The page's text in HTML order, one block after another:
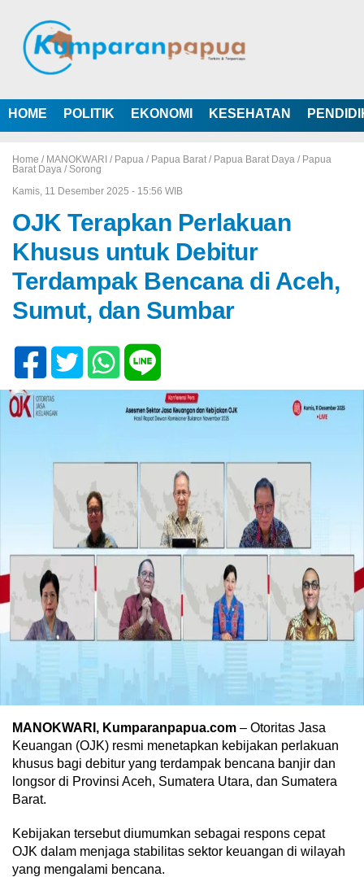
HOME POLITIK EKONOMI KESEHATAN
Home / MANOKWARI / Papua / Papua Barat / Papua Barat Daya / Papua
Barat Daya / Sorong
Kamis, 11 Desember 2025 - 15:56 WIB
OJK Terapkan Perlakuan
Khusus untuk Debitur
Terdampak Bencana di Aceh,
Sumut, dan Sumbar
MANOKWARI, Kumparanpapua.com – Otoritas Jasa
Keuangan (OJK) resmi menetapkan kebijakan perlakuan
khusus bagi debitur yang terdampak bencana banjir dan
longsor di Provinsi Aceh, Sumatera Utara, dan Sumatera
Barat.
Kebijakan tersebut diumumkan sebagai respons cepat
OJK dalam menjaga stabilitas sektor keuangan di wilayah
yang mengalami bencana.